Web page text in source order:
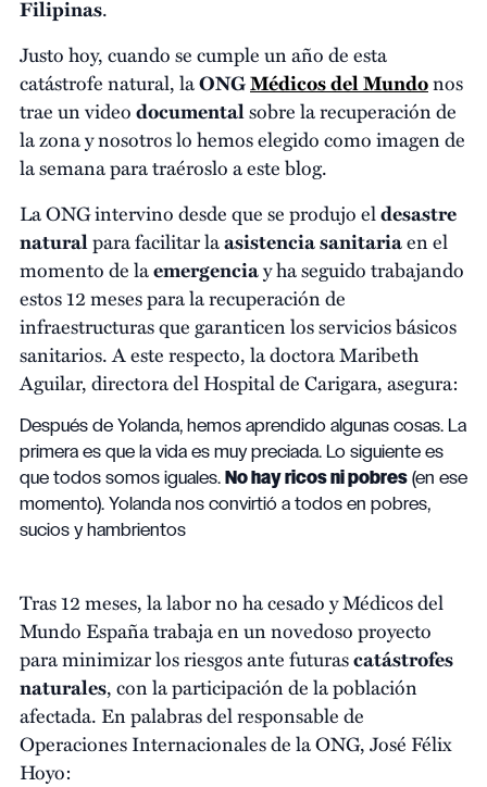
Filipinas.
Justo hoy, cuando se cumple un año de esta
catástrofe natural, laONGMédicos del Mundonos
trae un videodocumentalsobre la recuperación de
la zona y nosotros lo hemos elegido como imagen de
la semana para traéroslo a este blog.
La ONG intervino desde que se produjo eldesastre
naturalpara facilitar laasistencia sanitariaen el
momento de laemergenciay ha seguido trabajando
estos 12 meses para la recuperación de
infraestructuras que garanticen los servicios básicos
sanitarios. A este respecto, la doctora Maribeth
Aguilar, directora del Hospital de Carigara, asegura:
Después de Yolanda, hemos aprendido algunas cosas. La
primera es que la vida es muy preciada. Lo siguiente es
que todos somos iguales. No hay ricos ni pobres (en ese
momento). Yolanda nos convirtió a todos en pobres,
sucios y hambrientos
Tras 12 meses, la labor no ha cesado y Médicos del
Mundo España trabaja en un novedoso proyecto
para minimizar los riesgos ante futurascatástrofes
naturales, con la participación de la población
afectada. En palabras del responsable de
Operaciones Internacionales de la ONG, José Félix
Hoyo: